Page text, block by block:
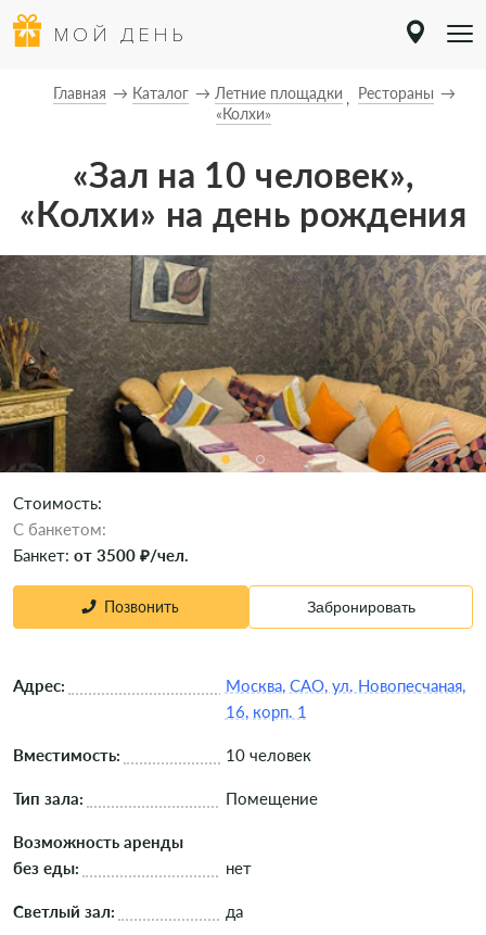
МОЙ ДЕНЬ
Главная Каталог Летние площадки
Рестораны
«Колхи»
«Зал на 10 человек»,
«Колхи» на день рождения
Стоимость:
C банкетом:
Банкет: от 3500 ₽/чел.
Позвонить Забронировать
Адрес:
Москва, САО, ул. Новопесчаная,
16, корп. 1
Вместимость: 10 человек
Тип зала: Помещение
Возможность аренды
без еды:
нет
Светлый зал: да